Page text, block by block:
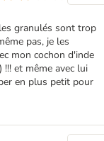
granulés sont trop
pas, je les
mon cochon d'inde
et même avec lui
en plus petit pour